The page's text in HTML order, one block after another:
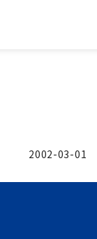
2002-03-01